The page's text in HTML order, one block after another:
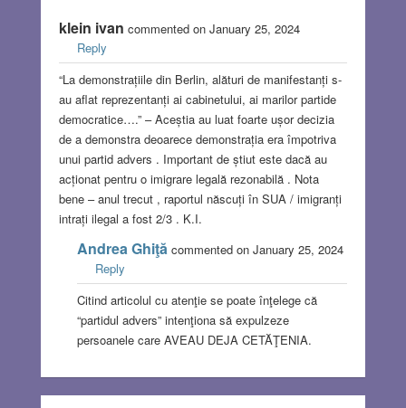
klein ivan commented on January 25, 2024
Reply
“La demonstrațiile din Berlin, alături de manifestanți s-
au aflat reprezentanți ai cabinetului, ai marilor partide
democratice….” – Aceștia au luat foarte ușor decizia
de a demonstra deoarece demonstrația era împotriva
unui partid advers . Important de știut este dacă au
acționat pentru o imigrare legală rezonabilă . Nota
bene – anul trecut , raportul născuți în SUA / imigranți
intrați ilegal a fost 2/3 . K.I.
Andrea Ghiţă commented on January 25, 2024
Reply
Citind articolul cu atenţie se poate înţelege că
“partidul advers” intenţiona să expulzeze
persoanele care AVEAU DEJA CETĂŢENIA.